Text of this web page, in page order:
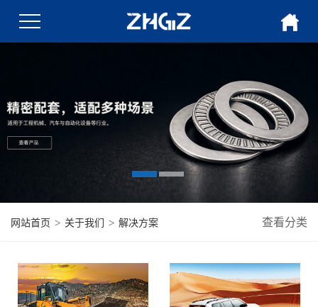
网站首页 > 关于我们 > 解决方案 查看分类